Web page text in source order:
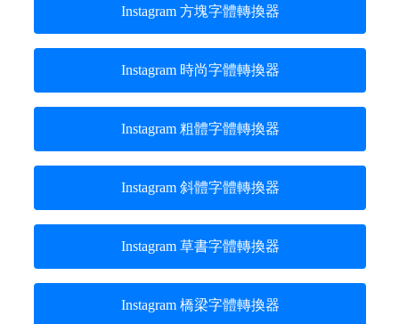
Instagram 方塊字體轉換器
Instagram 時尚字體轉換器
Instagram 粗體字體轉換器
Instagram 斜體字體轉換器
Instagram 草書字體轉換器
Instagram 橋梁字體轉換器